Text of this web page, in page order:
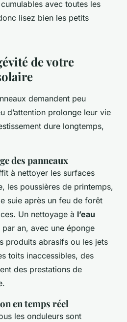
avec toutes les
lisez bien les petits
de votre
demandent peu
d’attention prolonge leur vie
dure longtemps,
des panneaux
à nettoyer les surfaces
les poussières de printemps,
suie après un feu de forêt
Un nettoyage à l’eau
an, avec une éponge
produits abrasifs ou les jets
toits inaccessibles, des
des prestations de
en temps réel
les onduleurs sont